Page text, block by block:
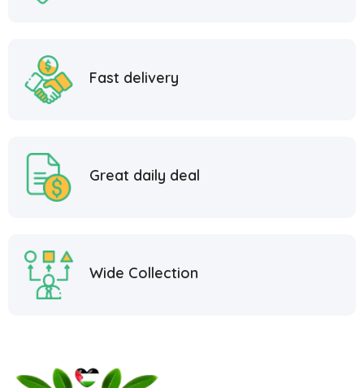
Fast delivery
Great daily deal
Wide Collection